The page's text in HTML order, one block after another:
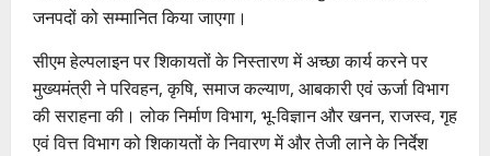
जनपदों को सम्मानित किया जाएगा।
सीएम हेल्पलाइन पर शिकायतों के निस्तारण में अच्छा कार्य करने पर
मुख्यमंत्री ने परिवहन, कृषि, समाज कल्याण, आबकारी एवं ऊर्जा विभाग
की सराहना की। लोक निर्माण विभाग, भू-विज्ञान और खनन, राजस्व, गृह
एवं वित्त विभाग को शिकायतों के निवारण में और तेजी लाने के निर्देश